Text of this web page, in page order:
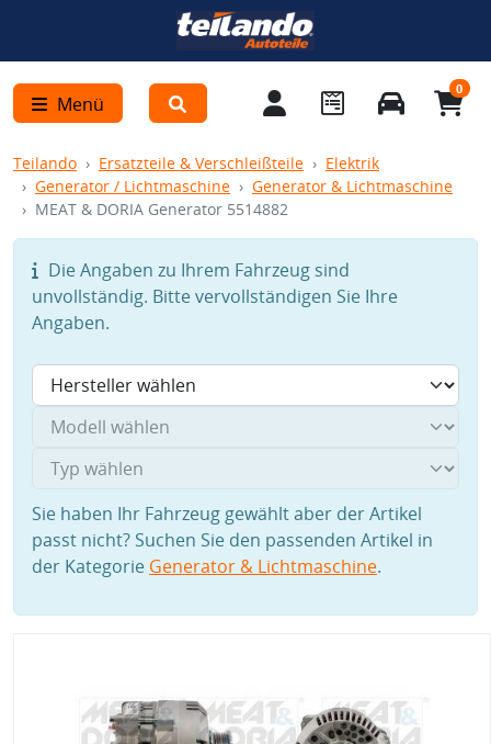
Menü
0
Teilando Ersatzteile & Verschleißteile
Elektrik
Generator / Lichtmaschine
Generator & Lichtmaschine
MEAT & DORIA Generator 5514882
Die Angaben zu Ihrem Fahrzeug sind
unvollständig. Bitte vervollständigen Sie Ihre
Angaben.
Sie haben Ihr Fahrzeug gewählt aber der Artikel
passt nicht? Suchen Sie den passenden Artikel in
der Kategorie Generator & Lichtmaschine.